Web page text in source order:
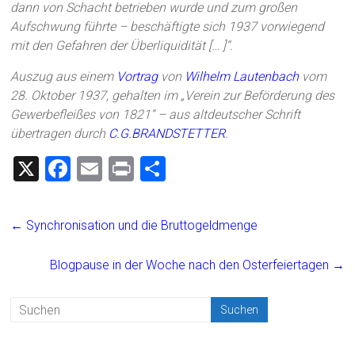
dann von Schacht betrieben wurde und zum großen
Aufschwung führte – beschäftigte sich 1937 vorwiegend
mit den Gefahren der Überliquidität [… ]“.
Auszug aus einem Vortragvon Wilhelm Lautenbachvom
28. Oktober 1937, gehalten im „Verein zur Beförderung des
Gewerbefleißes von 1821“ – aus altdeutscher Schrift
übertragen durch C.G.BRANDSTETTER.
X
F
ce
o
E
ai
Pr
t
e
← Synchronisation und die Bruttogeldmenge
Blogpause in der Woche nach den Osterfeiertagen →